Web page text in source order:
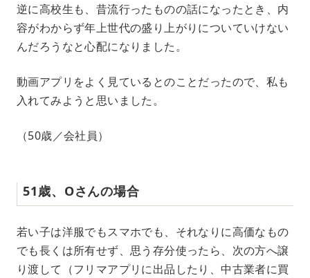
逆に高校生も、昔流行ったものの話になったとき、内
容がわからず年上世代の盛り上がりについていけない
んだろうなと心配になりました。
動画アプリをよく見ているとのことだったので、私も
入れてみようと思いました。
（50歳／会社員）
51歳、Oさんの場合
若い子は洋服でもスマホでも、それなりに高価なもの
でも長くは所有せず、思う存分使ったら、次の方へ譲
り渡して（フリマアプリに出品したり、中古業者に買